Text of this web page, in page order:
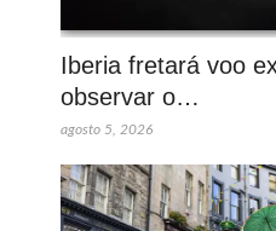
Iberia fretará voo
observar o…
agosto 5, 2026